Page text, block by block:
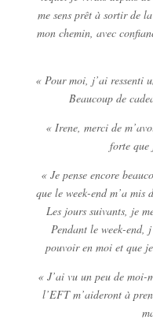
me sens prêt à sortir de
mon chemin, avec
« Pour moi, j’ai ressenti
Beaucoup de
« Irene, merci de
forte
« Je pense encore
que le week-end m’a mis
Les jours suivants, je
Pendant le week-end,
pouvoir en moi et que
« J’ai vu un peu de moi-
l’EFT m’aideront à